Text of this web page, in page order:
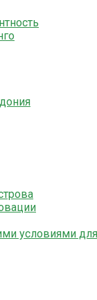
условиями